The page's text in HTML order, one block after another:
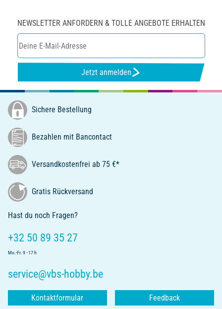
NEWSLETTER ANFORDERN & TOLLE ANGEBOTE ERHALTEN
Jetzt anmelden
Sichere Bestellung
Bezahlen mit Bancontact
Versandkostenfrei ab 75 €*
Gratis Rückversand
Hast du noch Fragen?
+32 50 89 35 27
Mo.-Fr. 9 - 17 h
service@vbs-hobby.be
Kontaktformular Feedback